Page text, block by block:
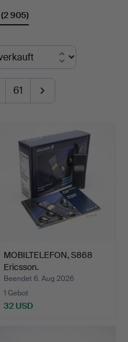
(2 905)
61
MOBILTELEFON, S868
Ericsson.
Beendet 6. Aug 2026
1 Gebot
32 USD